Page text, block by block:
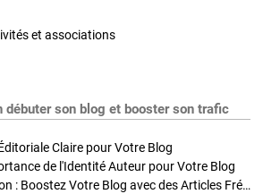
et associations
débuter son blog et booster son trafic
Claire pour Votre Blog
de l'Identité Auteur pour Votre Blog
Stratégies de Publication : Boostez Votre Blog avec des Articles Fréquents et Exclusifs